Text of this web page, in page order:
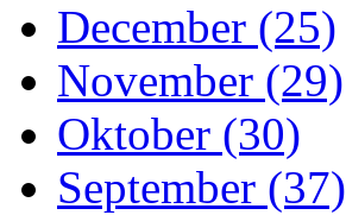
December (25)
November (29)
Oktober (30)
September (37)